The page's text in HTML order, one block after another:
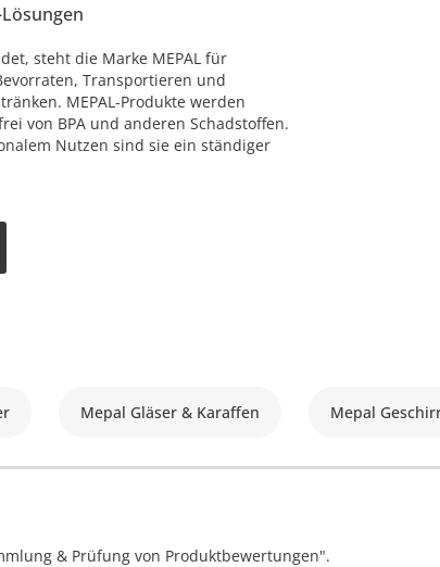
steht die Marke MEPAL für
Transportieren und
MEPAL-Produkte werden
von BPA und anderen Schadstoffen.
Nutzen sind sie ein ständiger
Mepal Gläser & Karaffen Mepal
& Prüfung von Produktbewertungen".